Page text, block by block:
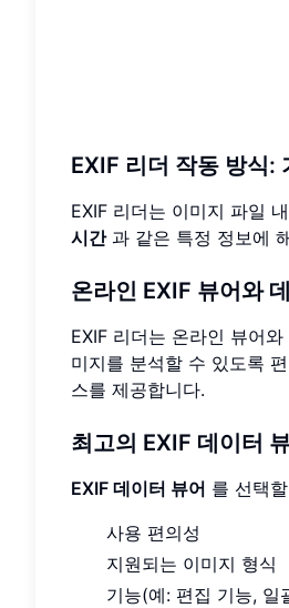
EXIF 리더 작동 방식:
EXIF 리더는 이미지 파일
시간과 같은 특정 정보에
온라인 EXIF 뷰어와
EXIF 리더는 온라인 뷰어
미지를 분석할 수 있도록
스를 제공합니다.
최고의 EXIF 데이터
EXIF 데이터 뷰어 를 선택
사용 편의성
지원되는 이미지 형식
기능(예: 편집 기능, 일